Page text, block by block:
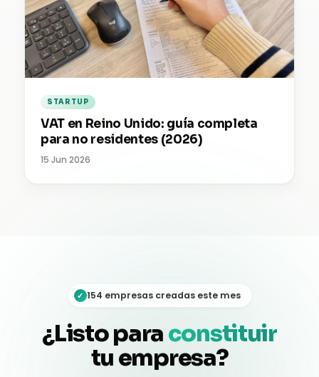
STARTUP
VAT en Reino Unido: guía completa
para no residentes (2026)
15 Jun 2026
✓ 154 empresas creadas este mes
¿Listo para constituir
tu empresa?